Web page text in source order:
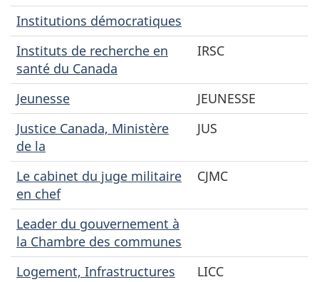
Institutions démocratiques
Instituts de recherche en
santé du Canada
IRSC
Jeunesse
JEUNESSE
Justice Canada, Ministère
de la
JUS
Le cabinet du juge militaire
en chef
CJMC
Leader du gouvernement à
la Chambre des communes
Logement, Infrastructures
LICC